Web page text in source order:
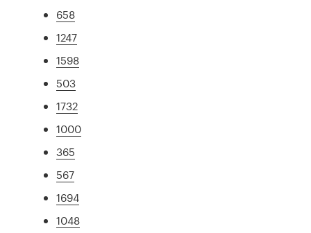
658
1247
1598
503
1732
1000
365
567
1694
1048